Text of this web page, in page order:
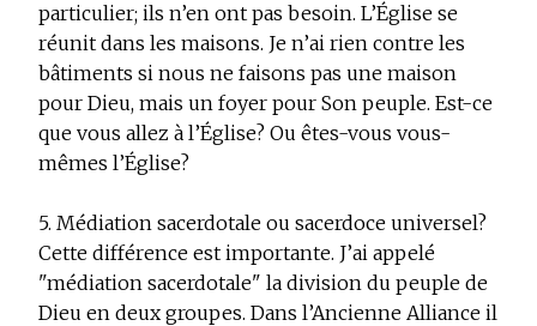
particulier; ils n’en ont pas besoin. L’Église se
réunit dans les maisons. Je n’ai rien contre les
bâtiments si nous ne faisons pas une maison
pour Dieu, mais un foyer pour Son peuple. Est-ce
que vous allez à l’Église? Ou êtes-vous vous-
mêmes l’Église?
5. Médiation sacerdotale ou sacerdoce universel?
Cette différence est importante. J’ai appelé
"médiation sacerdotale" la division du peuple de
Dieu en deux groupes. Dans l’Ancienne Alliance il